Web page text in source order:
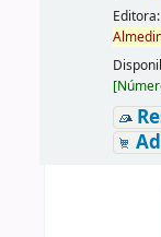
Editora:
[